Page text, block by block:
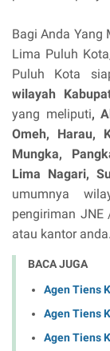
Bagi Anda Yang
Lima Puluh
Puluh Kota
wilayah
yang meliputi,
Omeh, Harau,
Mungka,
Lima Nagari,
umumnya
pengiriman
atau kantor anda.
BACA JUGA
Agen Tiens
Agen Tiens
Agen Tiens